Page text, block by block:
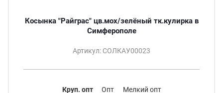
Косынка "Райграс" цв.мох/зелёный тк.кулирка в
Симферополе
Артикул: СОЛКАУ00023
Круп. опт Опт Мелкий опт